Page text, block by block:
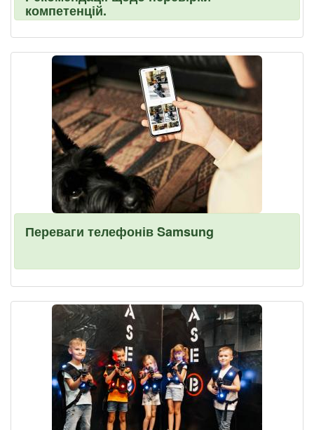
компетенцій.
Переваги телефонів Samsung